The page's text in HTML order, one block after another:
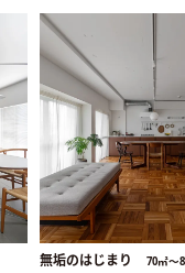
無垢のはじまり 70㎡〜